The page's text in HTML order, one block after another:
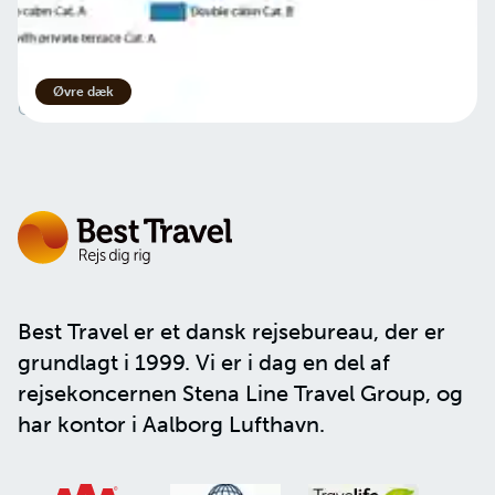
Øvre dæk
Best Travel er et dansk rejsebureau, der er
grundlagt i 1999. Vi er i dag en del af
rejsekoncernen Stena Line Travel Group, og
har kontor i Aalborg Lufthavn.
Privatlivspolitik
Cookies